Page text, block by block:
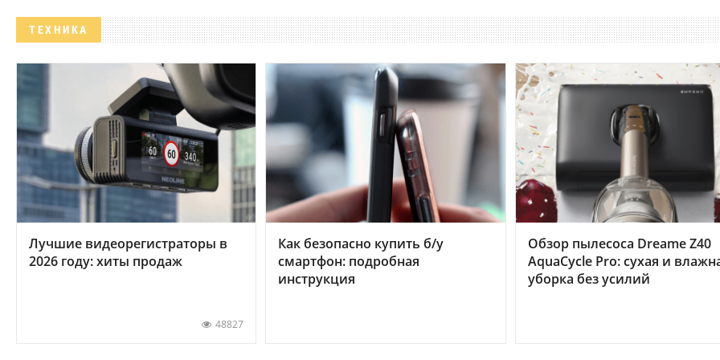
ТЕХНИКА
Лучшие видеорегистраторы в
2026 году: хиты продаж
48827
Как безопасно купить б/у
смартфон: подробная
инструкция
Обзор пылесоса Dreame Z40
AquaCycle Pro: сухая и
уборка без усилий